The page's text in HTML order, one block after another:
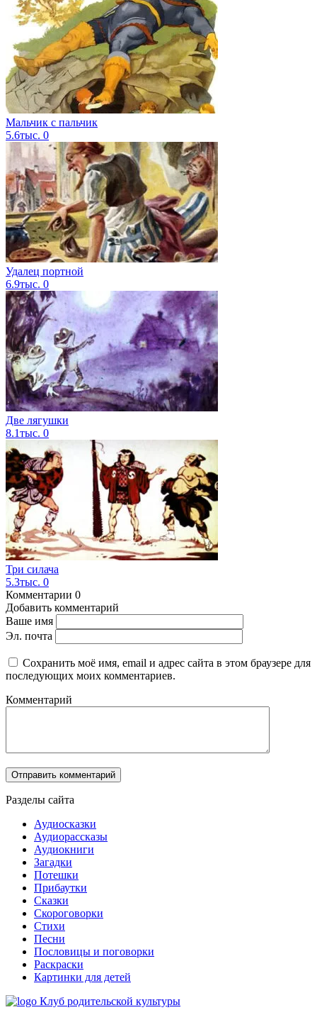
Мальчик с пальчик
5.6тыс. 0
Удалец портной
6.9тыс. 0
Две лягушки
8.1тыс. 0
Три силача
5.3тыс. 0
Комментарии 0
Добавить комментарий
Ваше имя
Эл. почта
Сохранить моё имя, email и адрес сайта в этом браузере для
последующих моих комментариев.
Комментарий
Разделы сайта
Аудиосказки
Аудиорассказы
Аудиокниги
Загадки
Потешки
Прибаутки
Сказки
Скороговорки
Стихи
Песни
Пословицы и поговорки
Раскраски
Картинки для детей
Клуб родительской культуры